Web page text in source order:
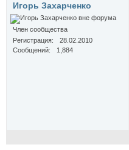
Игорь Захарченко
Член сообщества
Регистрация
28.02.2010
Сообщений
1,884